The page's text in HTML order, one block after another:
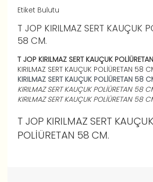
Etiket Bulutu
T JOP KIRILMAZ SERT KAUÇUK
58 CM.
T JOP KIRILMAZ SERT KAUÇUK
KIRILMAZ SERT KAUÇUK POLİÜRETAN 58
KIRILMAZ SERT KAUÇUK POLİÜRETAN 58
KIRILMAZ SERT KAUÇUK POLİÜRETAN 58
KIRILMAZ SERT KAUÇUK POLİÜRETAN 58
T JOP KIRILMAZ SERT KAUÇUK
POLİÜRETAN 58 CM.